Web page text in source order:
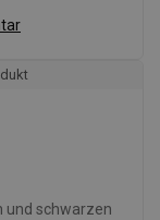
und schwarzen